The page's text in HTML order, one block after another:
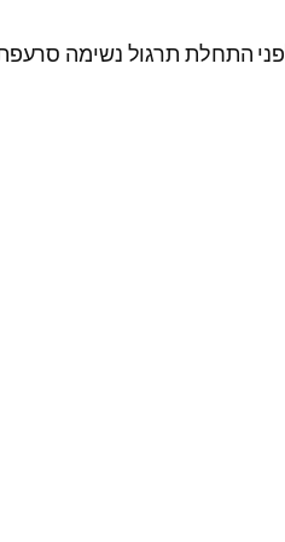
התחלת תרגול נשימה